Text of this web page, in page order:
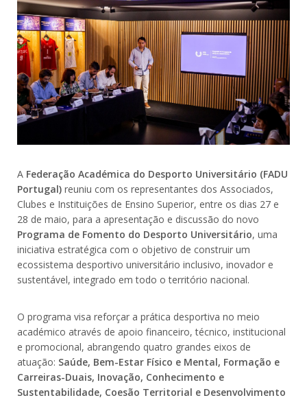
A Federação Académica do Desporto Universitário (FADU
Portugal) reuniu com os representantes dos Associados,
Clubes e Instituições de Ensino Superior, entre os dias 27 e
28 de maio, para a apresentação e discussão do novo
Programa de Fomento do Desporto Universitário, uma
iniciativa estratégica com o objetivo de construir um
ecossistema desportivo universitário inclusivo, inovador e
sustentável, integrado em todo o território nacional.
O programa visa reforçar a prática desportiva no meio
académico através de apoio financeiro, técnico, institucional
e promocional, abrangendo quatro grandes eixos de
atuação: Saúde, Bem-Estar Físico e Mental, Formação e
Carreiras-Duais, Inovação, Conhecimento e
Sustentabilidade, Coesão Territorial e Desenvolvimento